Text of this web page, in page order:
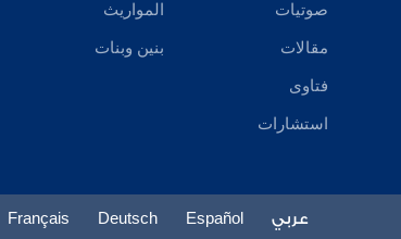
التاء
صوتيات
مقالات
فتاوى
استشارات
المواريث
بنين وبنات
عربي Español
Deutsch
Français